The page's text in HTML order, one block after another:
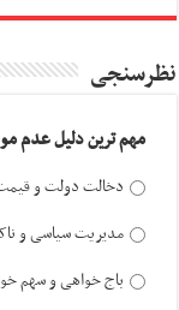
نظرسنجی
مهم ترین دلیل عدم
دخالت دولت و
مدیریت سیاسی و
باج خواهی و سهم